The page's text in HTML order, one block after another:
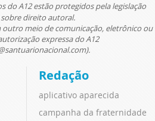
do A12 estão protegidos pela legislação
direito autoral.
meio de comunicação, eletrônico ou
expressa do A12
Redação
aplicativo aparecida
campanha da fraternidade